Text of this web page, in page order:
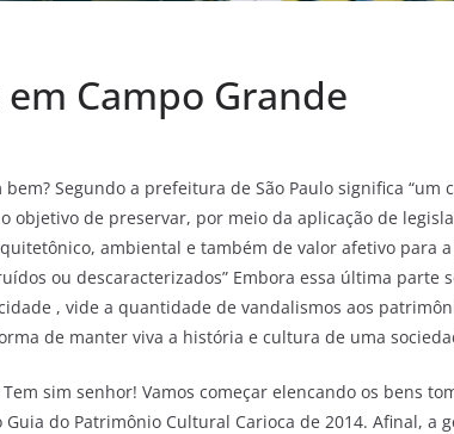
Campo Grande
Segundo a prefeitura de São Paulo significa “um
objetivo de preservar, por meio da aplicação de
ambiental e também de valor afetivo para
ou descaracterizados” Embora essa última parte
, vide a quantidade de vandalismos aos
de manter viva a história e cultura de uma
Tem sim senhor! Vamos começar elencando os bens
Guia do Patrimônio Cultural Carioca de 2014. Afinal, a